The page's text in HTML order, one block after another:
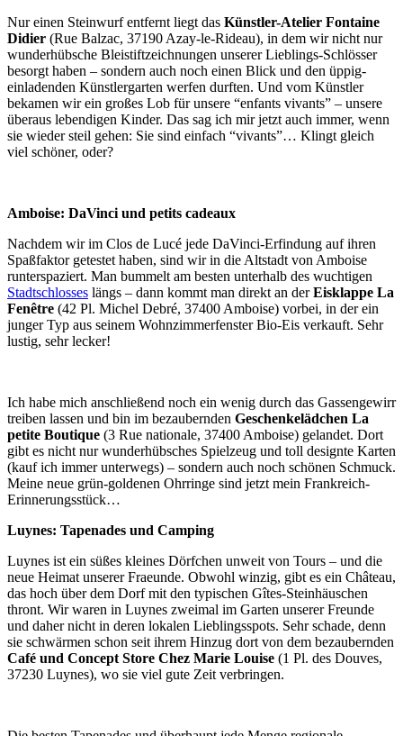
Nur einen Steinwurf entfernt liegt das Künstler-Atelier Fontaine
Didier (Rue Balzac, 37190 Azay-le-Rideau), in dem wir nicht nur
wunderhübsche Bleistiftzeichnungen unserer Lieblings-Schlösser
besorgt haben – sondern auch noch einen Blick und den üppig-
einladenden Künstlergarten werfen durften. Und vom Künstler
bekamen wir ein großes Lob für unsere “enfants vivants” – unsere
überaus lebendigen Kinder. Das sag ich mir jetzt auch immer, wenn
sie wieder steil gehen: Sie sind einfach “vivants”… Klingt gleich
viel schöner, oder?
Amboise: DaVinci und petits cadeaux
Nachdem wir im Clos de Lucé jede DaVinci-Erfindung auf ihren
Spaßfaktor getestet haben, sind wir in die Altstadt von Amboise
runterspaziert. Man bummelt am besten unterhalb des wuchtigen
Stadtschlosses längs – dann kommt man direkt an derEisklappe La
Fenêtre (42 Pl. Michel Debré, 37400 Amboise) vorbei, in der ein
junger Typ aus seinem Wohnzimmerfenster Bio-Eis verkauft. Sehr
lustig, sehr lecker!
Ich habe mich anschließend noch ein wenig durch das Gassengewirr
treiben lassen und bin im bezaubernden Geschenkelädchen La
petite Boutique (3 Rue nationale, 37400 Amboise) gelandet. Dort
gibt es nicht nur wunderhübsches Spielzeug und toll designte Karten
(kauf ich immer unterwegs) – sondern auch noch schönen Schmuck.
Meine neue grün-goldenen Ohrringe sind jetzt mein Frankreich-
Erinnerungsstück…
Luynes: Tapenades und Camping
Luynes ist ein süßes kleines Dörfchen unweit von Tours – und die
neue Heimat unserer Fraeunde. Obwohl winzig, gibt es ein Château,
das hoch über dem Dorf mit den typischen Gîtes-Steinhäuschen
thront. Wir waren in Luynes zweimal im Garten unserer Freunde
und daher nicht in deren lokalen Lieblingsspots. Sehr schade, denn
sie schwärmen schon seit ihrem Hinzug dort von dem bezaubernden
Café und Concept Store Chez Marie Louise (1 Pl. des Douves,
37230 Luynes), wo sie viel gute Zeit verbringen.